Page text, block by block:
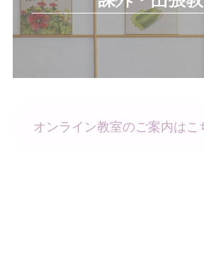
オンライン教室のご案内はこ